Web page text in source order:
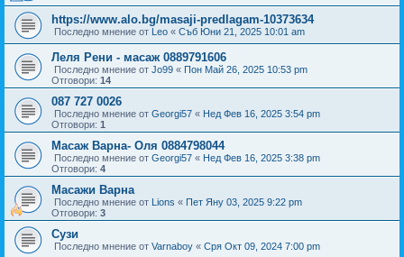
https://www.alo.bg/masaji-predlagam-10373634
Последно мнение от Leo « Съб Юни 21, 2025 10:01 am
Леля Рени - масаж 0889791606
Последно мнение от Jo99 « Пон Май 26, 2025 10:53 pm
Отговори: 14
087 727 0026
Последно мнение от Georgi57 « Нед Фев 16, 2025 3:54 pm
Отговори: 1
Масаж Варна- Оля 0884798044
Последно мнение от Georgi57 « Нед Фев 16, 2025 3:38 pm
Отговори: 4
Масажи Варна
Последно мнение от Lions « Пет Яну 03, 2025 9:22 pm
Отговори: 3
Сузи
Последно мнение от Varnaboy « Сря Окт 09, 2024 7:00 pm